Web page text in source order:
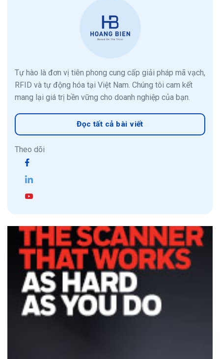
Tự hào là đơn vị tiên phong cung cấp giải pháp mã vạch,
RFID và tự động hóa tại Việt Nam. Chúng tôi cam kết
mang lại giá trị bền vững cho doanh nghiệp của bạn.
Đọc tất cả bài viết
Theo dõi